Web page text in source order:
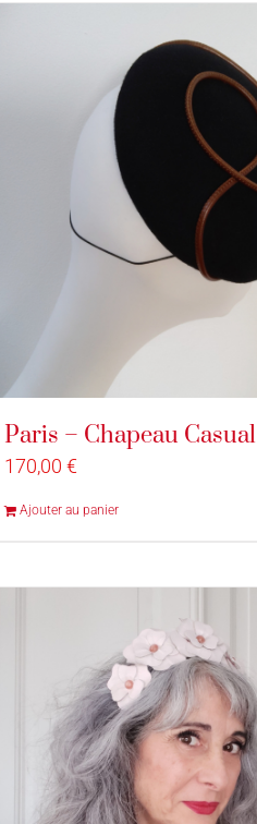
Paris – Chapeau Casual
170,00 €
Ajouter au panier